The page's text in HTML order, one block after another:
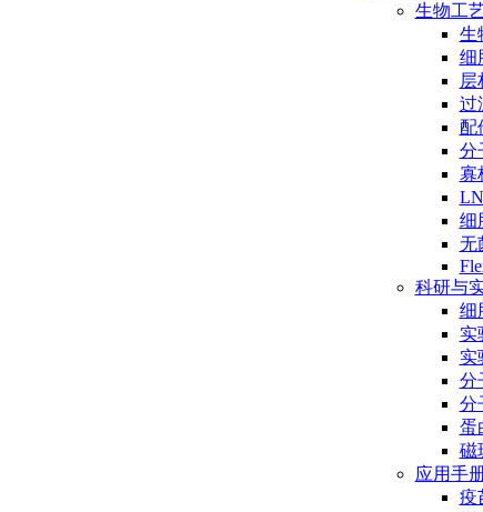
生物工
生
细
层
过
配
分
寡
细
无
科研与
细
实
实
分
分
蛋
磁
应用手
疫